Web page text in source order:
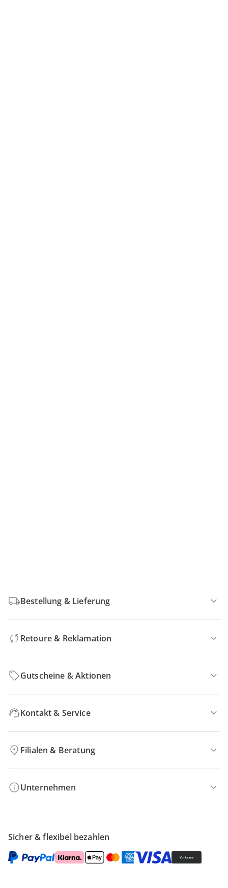
Bestellung & Lieferung
Retoure & Reklamation
Gutscheine & Aktionen
Kontakt & Service
Filialen & Beratung
Unternehmen
Sicher & flexibel bezahlen